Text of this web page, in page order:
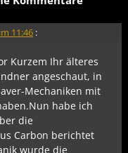
11:46 :
Kurzem Ihr älteres
angeschaut, in
Mechaniken mit
habe ich
die
Carbon berichtet
wurde die